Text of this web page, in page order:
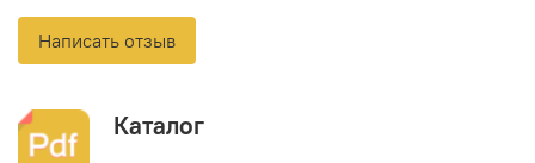
Написать отзыв
Каталог